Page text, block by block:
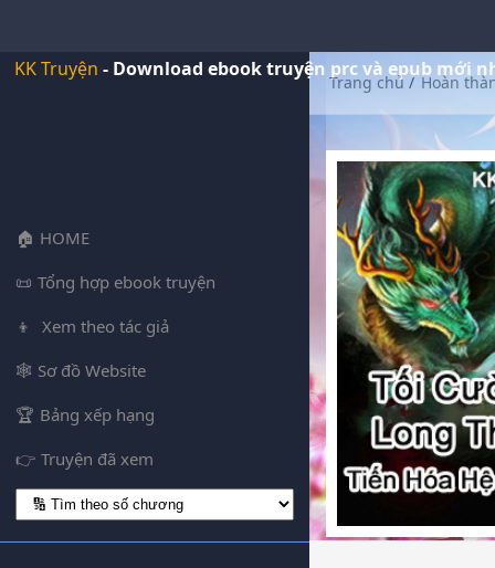
KK Truyện - Download ebook truyện prc và epub mới
HOME
Tổng hợp ebook truyện
Xem theo tác giả
Sơ đồ Website
Bảng xếp hạng
Truyện đã xem
Trang chủ/ Hoàn